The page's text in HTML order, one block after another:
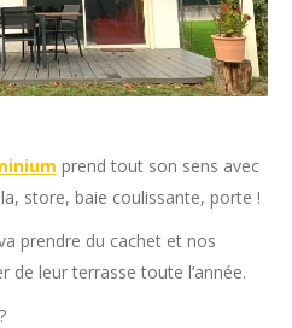
prend tout son sens avec
store, baie coulissante, porte !
prendre du cachet et nos
de leur terrasse toute l’année.